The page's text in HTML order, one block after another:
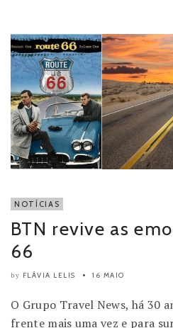
NOTÍCIAS
BTN revive as
66
by FLÁVIA LELIS 16 MAIO
O Grupo Travel News, há 30
frente mais uma vez e para